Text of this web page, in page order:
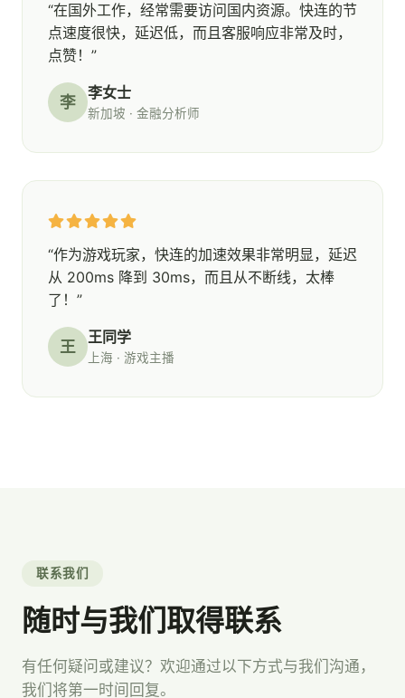
“在国外工作，经常需要访问国内资源。快连的节
点速度很快，延迟低，而且客服响应非常及时，
点赞！”
李 李女士
新加坡 · 金融分析师
“作为游戏玩家，快连的加速效果非常明显，延迟
从 200ms 降到 30ms，而且从不断线，太棒
了！”
王 王同学
上海 · 游戏主播
联系我们
随时与我们取得联系
有任何疑问或建议？欢迎通过以下方式与我们沟通，
我们将第一时间回复。